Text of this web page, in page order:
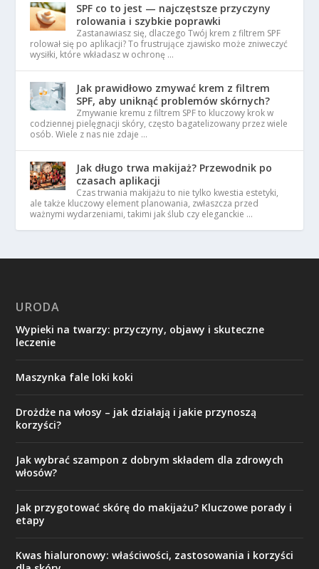
SPF co to jest — najczęstsze przyczyny
rolowania i szybkie poprawki
Zastanawiasz się, dlaczego Twój krem z filtrem SPF
rolował się po aplikacji? To frustrujące zjawisko może zniweczyć
wysiłki, które wkładasz w ochronę …
Jak prawidłowo zmywać krem z filtrem
SPF, aby uniknąć problemów skórnych?
Zmywanie kremu z filtrem SPF to kluczowy krok w
codziennej pielęgnacji skóry, często bagatelizowany przez wiele
osób. Wiele z nas nie zdaje …
Jak długo trwa makijaż? Przewodnik po
czasach aplikacji
Czas trwania makijażu to nie tylko kwestia estetyki,
ale także kluczowy element planowania, zwłaszcza przed
ważnymi wydarzeniami, takimi jak ślub czy eleganckie …
URODA
Wypieki na twarzy: przyczyny, objawy i skuteczne
leczenie
Maszynka fale loki koki
Drożdże na włosy – jak działają i jakie przynoszą
korzyści?
Jak wybrać szampon z dobrym składem dla zdrowych
włosów?
Jak przygotować skórę do makijażu? Kluczowe porady i
etapy
Kwas hialuronowy: właściwości, zastosowania i korzyści